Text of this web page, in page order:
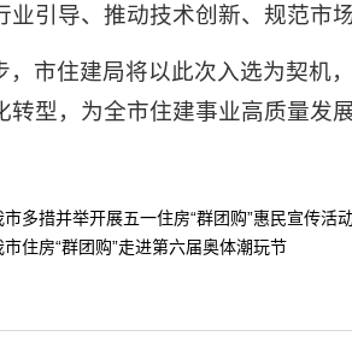
业引导、推动技术创新、规范市
，市住建局将以此次入选为契机
转型，为全市住建事业高质量发
市多措并举开展五一住房“群团购”惠民宣传活
市住房“群团购”走进第六届奥体潮玩节